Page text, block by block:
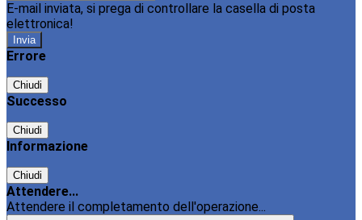
E-mail inviata, si prega di controllare la casella di posta
elettronica!
Errore
Chiudi
Successo
Chiudi
Informazione
Chiudi
Attendere...
Attendere il completamento dell'operazione...